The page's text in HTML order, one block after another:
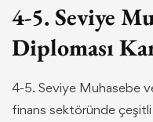
4-5. Seviye
Diploması
4-5. Seviye Muhasebe
finans sektöründe çeşitli